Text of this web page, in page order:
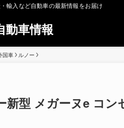
輸入など自動車の最新情報をお届け
動車情報
国車 ルノー
新型 メガーヌe コ